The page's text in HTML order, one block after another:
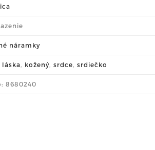
náramky
láska, kožený, srdce, srdiečko
8680240